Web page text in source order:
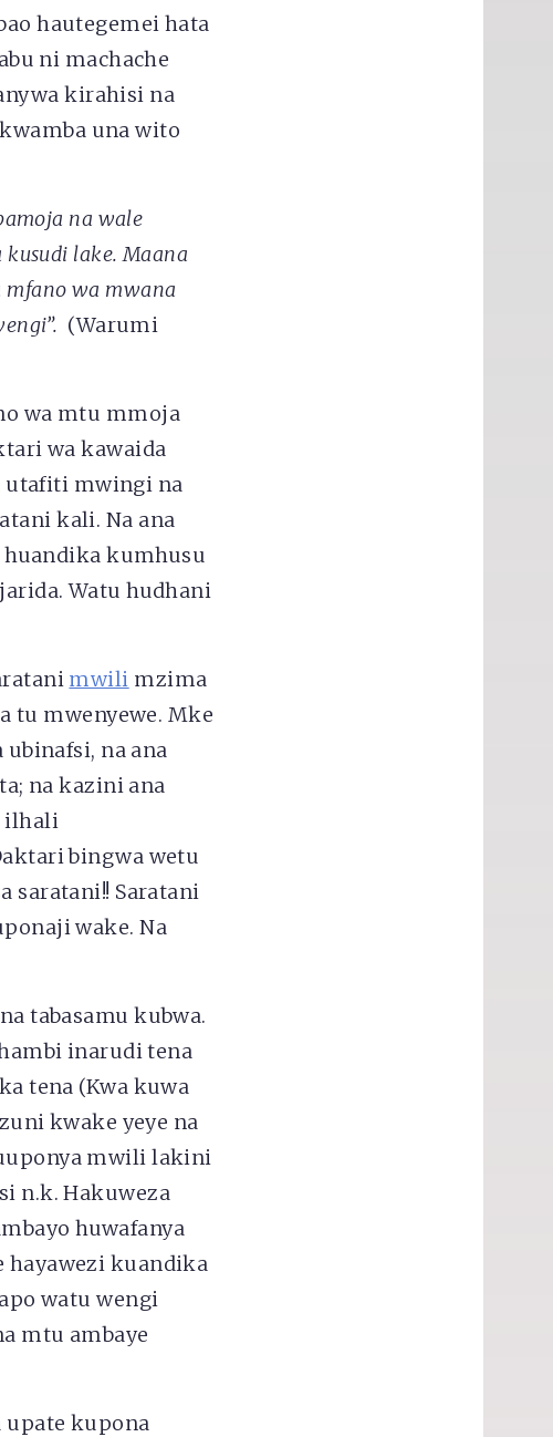
hautegemei hata
ni machache
kirahisi na
una wito
na wale
lake. Maana
wa mwana
(Warumi
wa mtu mmoja
wa kawaida
utafiti mwingi na
kali. Na ana
kumhusu
Watu hudhani
mwili mzima
tu mwenyewe. Mke
ubinafsi, na ana
na kazini ana
ilhali
bingwa wetu
saratani!! Saratani
wake. Na
tabasamu kubwa.
inarudi tena
tena (Kwa kuwa
kwake yeye na
mwili lakini
n.k. Hakuweza
huwafanya
hayawezi kuandika
watu wengi
mtu ambaye
kupona